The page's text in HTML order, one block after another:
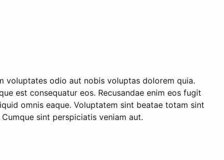
voluptates odio aut nobis voluptas dolorem quia.
est consequatur eos. Recusandae enim eos fugit
omnis eaque. Voluptatem sint beatae totam sint
sint perspiciatis veniam aut.